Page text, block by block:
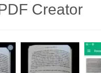
Creator